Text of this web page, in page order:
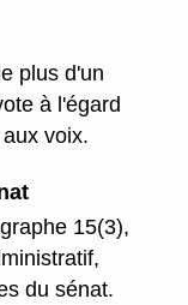
plus d'un
à l'égard
voix.
15(3),
du sénat.